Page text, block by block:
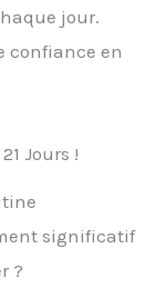
jour.
confiance en
Jours !
significatif
?